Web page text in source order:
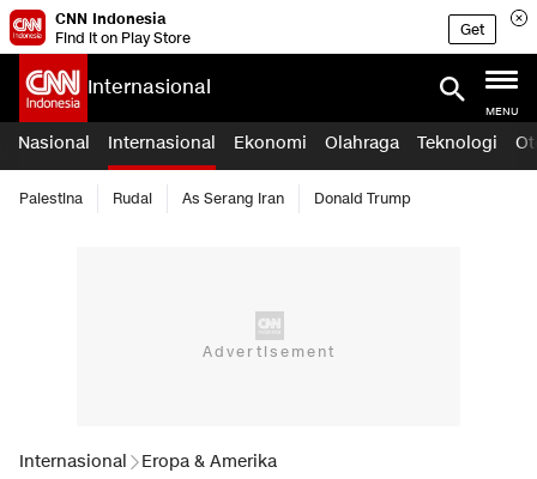
CNN Indonesia
Find it on Play Store
Get
Internasional
MENU
Nasional Internasional Ekonomi Olahraga Teknologi
Palestina Rudal As Serang Iran Donald Trump
Internasional Eropa & Amerika